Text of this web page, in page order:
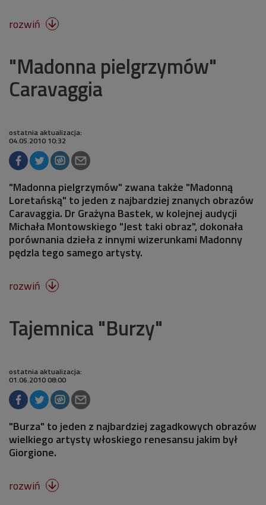
rozwiń 
"Madonna pielgrzymów"
Caravaggia
ostatnia aktualizacja:
04.05.2010 10:32
"Madonna pielgrzymów" zwana także "Madonną
Loretańską" to jeden z najbardziej znanych obrazów
Caravaggia. Dr Grażyna Bastek, w kolejnej audycji
Michała Montowskiego "Jest taki obraz", dokonała
porównania dzieła z innymi wizerunkami Madonny
pędzla tego samego artysty.
rozwiń 
Tajemnica "Burzy"
ostatnia aktualizacja:
01.06.2010 08:00
"Burza" to jeden z najbardziej zagadkowych obrazów
wielkiego artysty włoskiego renesansu jakim był
Giorgione.
rozwiń 